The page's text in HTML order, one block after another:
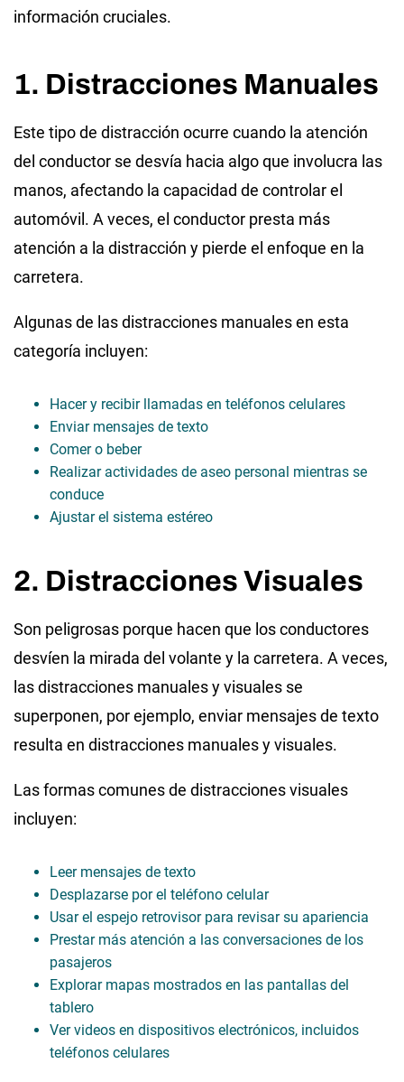
información cruciales.
1. Distracciones Manuales
Este tipo de distracción ocurre cuando la atención
del conductor se desvía hacia algo que involucra las
manos, afectando la capacidad de controlar el
automóvil. A veces, el conductor presta más
atención a la distracción y pierde el enfoque en la
carretera.
Algunas de las distracciones manuales en esta
categoría incluyen:
Hacer y recibir llamadas en teléfonos celulares
Enviar mensajes de texto
Comer o beber
Realizar actividades de aseo personal mientras se
conduce
Ajustar el sistema estéreo
2. Distracciones Visuales
Son peligrosas porque hacen que los conductores
desvíen la mirada del volante y la carretera. A veces,
las distracciones manuales y visuales se
superponen, por ejemplo, enviar mensajes de texto
resulta en distracciones manuales y visuales.
Las formas comunes de distracciones visuales
incluyen:
Leer mensajes de texto
Desplazarse por el teléfono celular
Usar el espejo retrovisor para revisar su apariencia
Prestar más atención a las conversaciones de los
pasajeros
Explorar mapas mostrados en las pantallas del
tablero
Ver videos en dispositivos electrónicos, incluidos
teléfonos celulares